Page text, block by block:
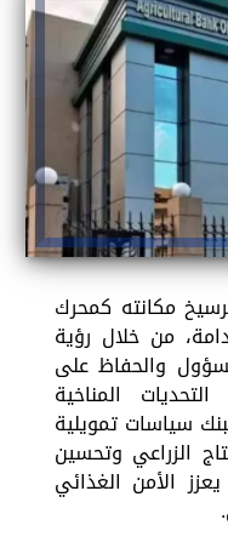
مكانته كمحرك
من خلال رؤية
والحفاظ على
المناخية
سياسات تمويلية
الزراعي وتحسين
الأمن الغذائي